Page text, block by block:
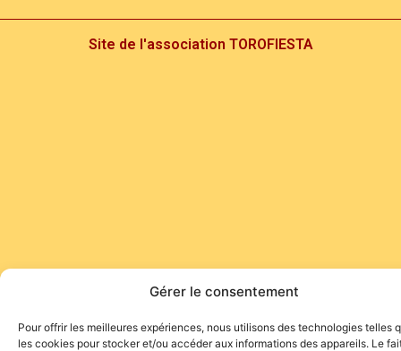
Gérer le consentement
Pour offrir les meilleures expériences, nous utilisons des technologies telles
les cookies pour stocker et/ou accéder aux informations des appareils. Le
Site de l'association TOROFIESTA